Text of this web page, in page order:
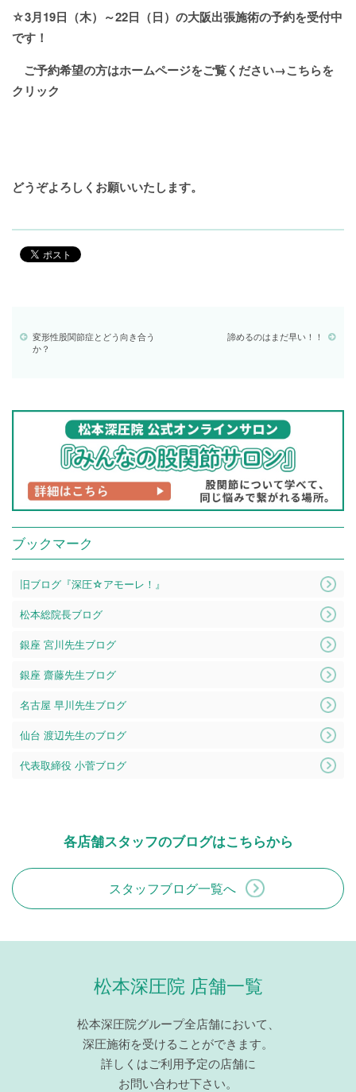
☆3月19日（木）～22日（日）の大阪出張施術の予約を受付中
です！
ご予約希望の方はホームページをご覧ください→こちらを
クリック
どうぞよろしくお願いいたします。
変形性股関節症とどう向き合う
か？
諦めるのはまだ早い！！
ブックマーク
旧ブログ『深圧☆アモーレ！』
松本総院長ブログ
銀座 宮川先生ブログ
銀座 齋藤先生ブログ
名古屋 早川先生ブログ
仙台 渡辺先生のブログ
代表取締役 小菅ブログ
各店舗スタッフのブログはこちらから
スタッフブログ一覧へ
松本深圧院 店舗一覧
松本深圧院グループ全店舗において、
深圧施術を受けることができます。
詳しくはご利用予定の店舗に
お問い合わせ下さい。